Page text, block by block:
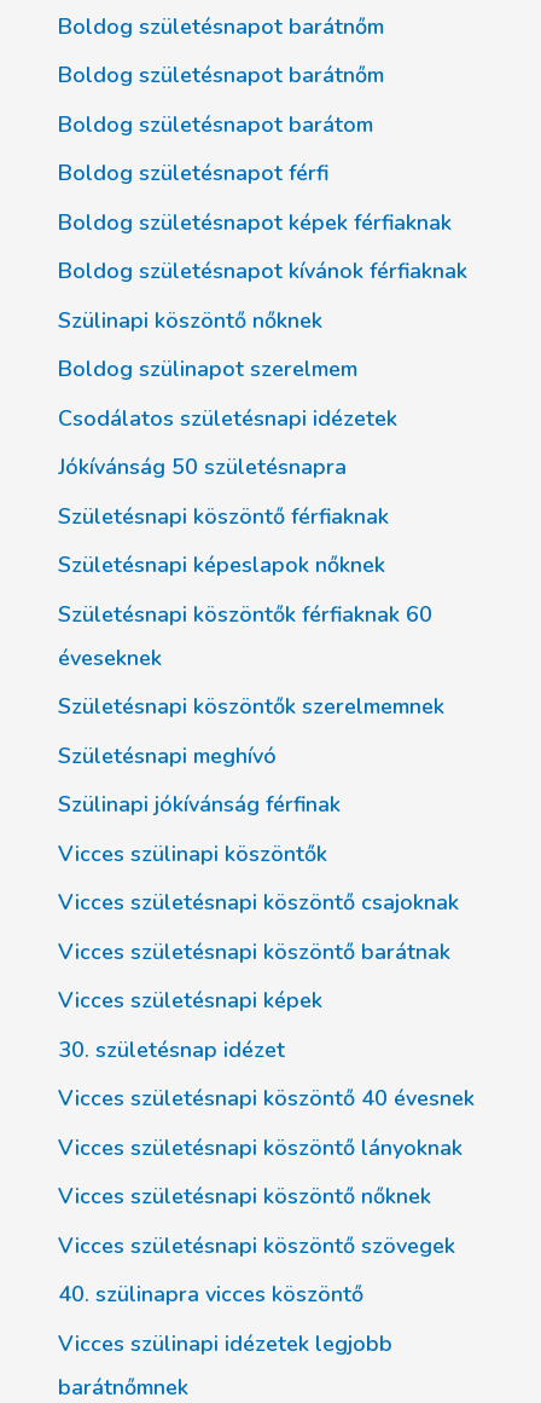
Boldog születésnapot barátnőm
Boldog születésnapot barátnőm
Boldog születésnapot barátom
Boldog születésnapot férfi
Boldog születésnapot képek férfiaknak
Boldog születésnapot kívánok férfiaknak
Szülinapi köszöntő nőknek
Boldog szülinapot szerelmem
Csodálatos születésnapi idézetek
Jókívánság 50 születésnapra
Születésnapi köszöntő férfiaknak
Születésnapi képeslapok nőknek
Születésnapi köszöntők férfiaknak 60
éveseknek
Születésnapi köszöntők szerelmemnek
Születésnapi meghívó
Szülinapi jókívánság férfinak
Vicces szülinapi köszöntők
Vicces születésnapi köszöntő csajoknak
Vicces születésnapi köszöntő barátnak
Vicces születésnapi képek
30. születésnap idézet
Vicces születésnapi köszöntő 40 évesnek
Vicces születésnapi köszöntő lányoknak
Vicces születésnapi köszöntő nőknek
Vicces születésnapi köszöntő szövegek
40. szülinapra vicces köszöntő
Vicces szülinapi idézetek legjobb
barátnőmnek